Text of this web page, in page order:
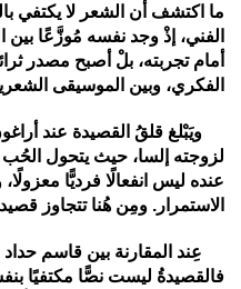
ما اكتشف أن الشعر لا يكتفي
الفني، إذْ وجد نفسه مُوزَّعًا بين
أمام تجربته، بلْ أصبح مصدر
الفكري، وبين الموسيقى
ويَبْلغ قلقُ القصيدة عند
لزوجته إلسا، حيث يتحول
عنده ليس انفعالًا فرديًّا
الاستمرار. ومِن هُنا تتجاوز
عِند المقارنة بين قاسم حداد
فالقصيدةُ ليست نصًّا مكتفيًا